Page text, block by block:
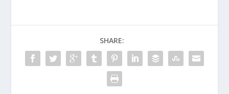
o
o
k
o
n SHARE: